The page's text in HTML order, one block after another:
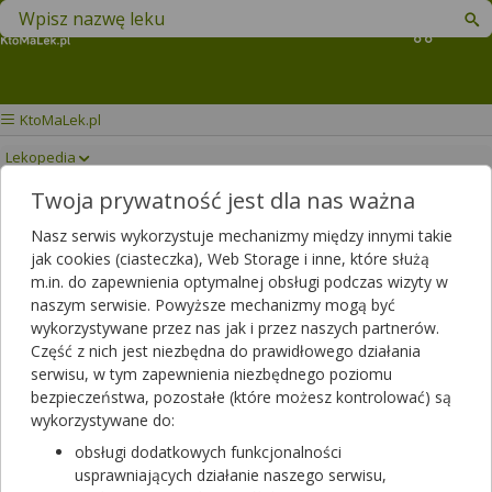
Koszyk
Znajdź lek w swojej okolicy
KtoMaLek.pl
Lekopedia
TANTUM VERDE PŁYN Drukuj/Zapisz
Twoja prywatność jest dla nas ważna
Nasz serwis wykorzystuje mechanizmy między innymi takie
jak cookies (ciasteczka), Web Storage i inne, które służą
m.in. do zapewnienia optymalnej obsługi podczas wizyty w
naszym serwisie. Powyższe mechanizmy mogą być
wykorzystywane przez nas jak i przez naszych partnerów.
Część z nich jest niezbędna do prawidłowego działania
serwisu, w tym zapewnienia niezbędnego poziomu
bezpieczeństwa, pozostałe (które możesz kontrolować) są
wykorzystywane do:
obsługi dodatkowych funkcjonalności
usprawniających działanie naszego serwisu,